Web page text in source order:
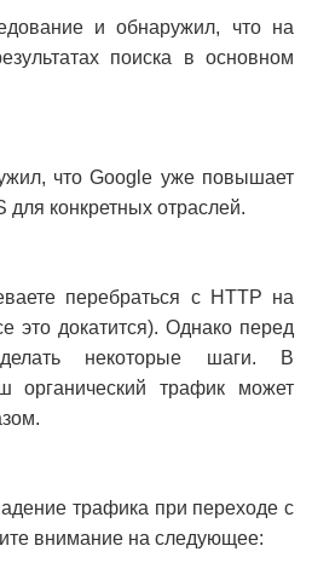
и обнаружил, что на
поиска в основном
что Google уже повышает
для конкретных отраслей.
перебраться с HTTP на
это докатится). Однако перед
некоторые шаги. В
органический трафик может
трафика при переходе с
внимание на следующее: